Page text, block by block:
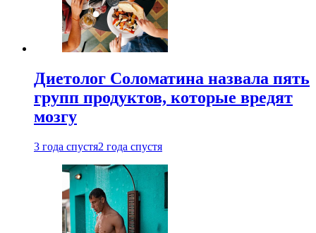
Диетолог Соломатина назвала пять
групп продуктов, которые вредят
мозгу
3 года спустя2 года спустя